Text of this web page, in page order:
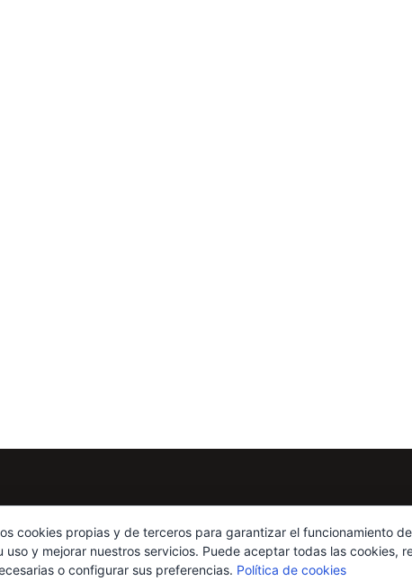
cookies propias y de terceros para garantizar el funcionamiento
uso y mejorar nuestros servicios. Puede aceptar todas las cookies,
o configurar sus preferencias. Política de cookies